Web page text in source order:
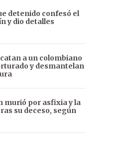
detenido confesó el
y dio detalles
a un colombiano
y desmantelan
murió por asfixia y la
su deceso, según